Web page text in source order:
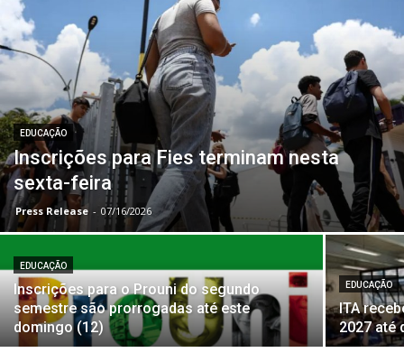
EDUCAÇÃO
Inscrições para Fies terminam nesta
sexta-feira
Press Release - 07/16/2026
EDUCAÇÃO
Inscrições para o Prouni do segundo
semestre são prorrogadas até este
domingo (12)
EDUCAÇÃO
ITA
2027 até